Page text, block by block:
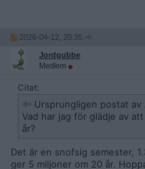
2026-04-12, 20:35
Jordgubbe
Medlem
Citat:
Ursprungligen postat av
Vad har jag för glädje av
år?
Det är en snofsig semester,
ger 5 miljoner om 20 år.